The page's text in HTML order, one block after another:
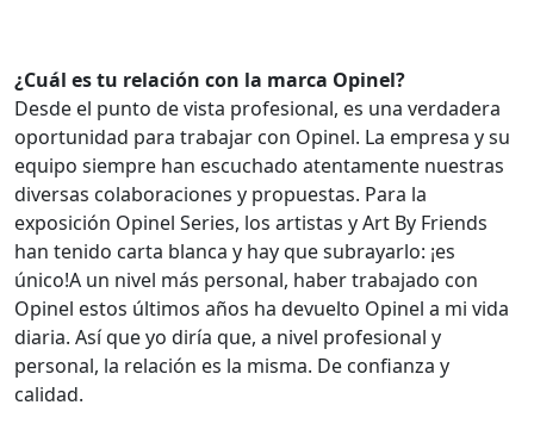
¿Cuál es tu relación con la marca Opinel?
Desde el punto de vista profesional, es una verdadera
oportunidad para trabajar con Opinel. La empresa y su
equipo siempre han escuchado atentamente nuestras
diversas colaboraciones y propuestas. Para la
exposición Opinel Series, los artistas y Art By Friends
han tenido carta blanca y hay que subrayarlo: ¡es
único!A un nivel más personal, haber trabajado con
Opinel estos últimos años ha devuelto Opinel a mi vida
diaria. Así que yo diría que, a nivel profesional y
personal, la relación es la misma. De confianza y
calidad.